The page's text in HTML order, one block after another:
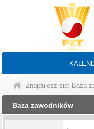
Znajdujesz się: Baza
Baza zawodników